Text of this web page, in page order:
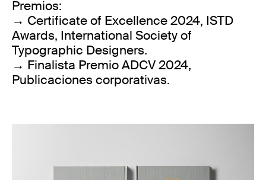
Premios:
→ Certificate of Excellence 2024, ISTD
Awards, International Society of
Typographic Designers.
→ Finalista Premio ADCV 2024,
Publicaciones corporativas.